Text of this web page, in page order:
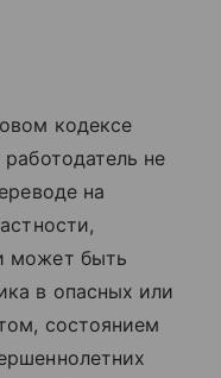
кодексе
не
на
может быть
в опасных или
состоянием